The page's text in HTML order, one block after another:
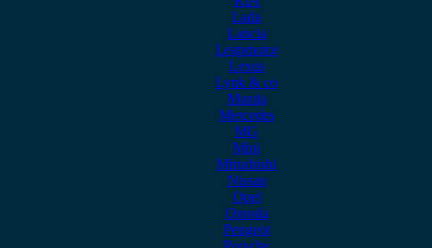
Lada
Lancia
Leapmotor
Lexus
Lynk & co
Mazda
Mercedes
MG
Mini
Mitsubishi
Nissan
Opel
Omoda
Peugeot